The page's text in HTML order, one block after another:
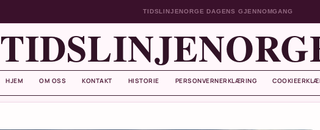
TIDSLINJENORGE DAGENS GJENNOMGANG
HJEM OM OSS KONTAKT HISTORIE PERSONVERNERKLÆRING